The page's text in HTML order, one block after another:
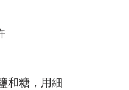
和糖，用細